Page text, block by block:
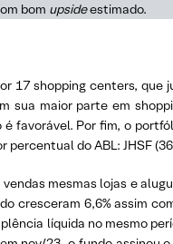
bom upsideestimado.
17 shopping centers, que
sua maior parte em
favorável. Por fim, o
do ABL: JHSF
mesmas lojas e
cresceram 6,6% assim
líquida no mesmo